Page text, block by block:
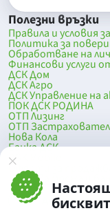
Полезни връзки
Правила и условия
Политика за
Обработване на
Финансови услуги
ДСК Дом
ДСК Агро
ДСК Управление на
ПОК ДСК РОДИНА
ОТП Лизинг
ОТП
Нова Кола
Банка ДСК
DSK Mobile
Оферти за
Клонова мрежа и
До началото